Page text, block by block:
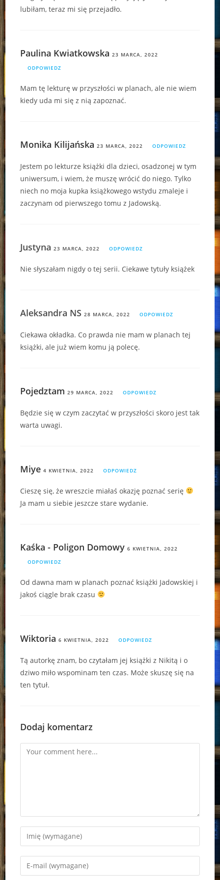
lubiłam, teraz mi się przejadło.
Paulina Kwiatkowska 23 MARCA, 2022
ODPOWIEDZ
Mam tę lekturę w przyszłości w planach, ale nie wiem
kiedy uda mi się z nią zapoznać.
Monika Kilijańska 23 MARCA, 2022 ODPOWIEDZ
Jestem po lekturze książki dla dzieci, osadzonej w tym
uniwersum, i wiem, że muszę wrócić do niego. Tylko
niech no moja kupka książkowego wstydu zmaleje i
zaczynam od pierwszego tomu z Jadowską.
Justyna23 MARCA, 2022 ODPOWIEDZ
Nie słyszałam nigdy o tej serii. Ciekawe tytuły książek
Aleksandra NS28 MARCA, 2022 ODPOWIEDZ
Ciekawa okładka. Co prawda nie mam w planach tej
książki, ale już wiem komu ją polecę.
Pojedztam 29 MARCA, 2022 ODPOWIEDZ
Będzie się w czym zaczytać w przyszłości skoro jest tak
warta uwagi.
Miye 4 KWIETNIA, 2022 ODPOWIEDZ
Cieszę się, że wreszcie miałaś okazję poznać serię
Ja mam u siebie jeszcze stare wydanie.
Kaśka - Poligon Domowy 6 KWIETNIA, 2022
ODPOWIEDZ
Od dawna mam w planach poznać książki Jadowskiej i
jakoś ciągle brak czasu
Wiktoria 6 KWIETNIA, 2022 ODPOWIEDZ
Tą autorkę znam, bo czytałam jej książki z Nikitą i o
dziwo miło wspominam ten czas. Może skuszę się na
ten tytuł.
Dodaj komentarz
Comment
Enter
your
name
Enter
your